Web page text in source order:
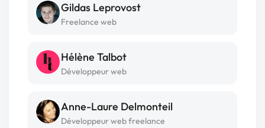
Gildas Leprovost
Freelance web
Hélène Talbot
Développeur web
Anne-Laure Delmonteil
Développeur web freelance